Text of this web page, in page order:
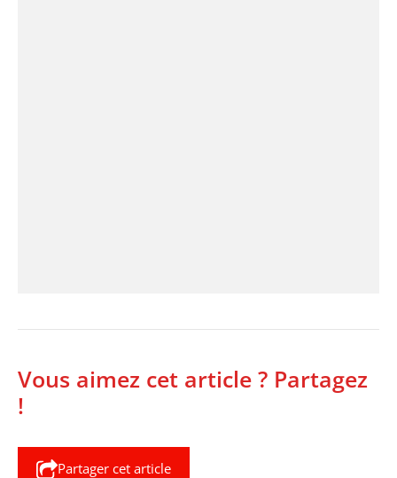
Vous aimez cet article ? Partagez
!
Partager cet article